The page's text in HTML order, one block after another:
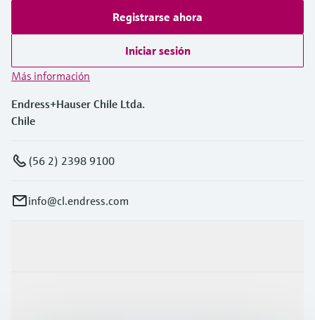
Registrarse ahora
Iniciar sesión
Más información
Endress+Hauser Chile Ltda.
Chile
(56 2) 2398 9100
info@cl.endress.com